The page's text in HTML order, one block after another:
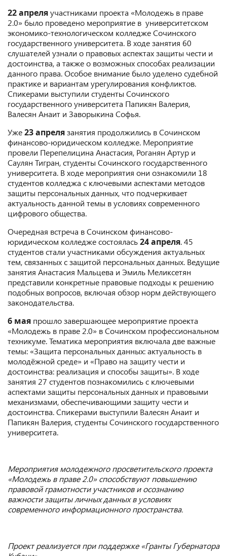
22 апреляучастниками проекта «Молодежь в праве
2.0» было проведено мероприятие в университетском
экономико-технологическом колледже Сочинского
государственного университета. В ходе занятия 60
слушателей узнали о правовых аспектах защиты чести и
достоинства, а также о возможных способах реализации
данного права. Особое внимание было уделено судебной
практике и вариантам урегулирования конфликтов.
Спикерами выступили студенты Сочинского
государственного университета Папикян Валерия,
Валесян Анаит и Заворыкина Софья.
Уже23 апрелязанятия продолжились в Сочинском
финансово-юридическом колледже. Мероприятие
провели Перепелицина Анастасия, Роганян Артур и
Саулян Тигран, студенты Сочинского государственного
университета. В ходе мероприятия они ознакомили 18
студентов колледжа с ключевыми аспектами методов
защиты персональных данных, что подчеркивает
актуальность данной темы в условиях современного
цифрового общества.
Очередная встреча в Сочинском финансово-
юридическом колледже состоялась24 апреля. 45
студентов стали участниками обсуждения актуальных
тем, связанных с защитой персональных данных. Ведущие
занятия Анастасия Мальцева и Эмиль Меликсетян
представили конкретные правовые подходы к решению
подобных вопросов, включая обзор норм действующего
законодательства.
6 мая прошло завершающее мероприятие проекта
«Молодежь в праве 2.0» в Сочинском профессиональном
техникуме. Тематика мероприятия включала две важные
темы: «Защита персональных данных: актуальность в
молодёжной среде» и «Право на защиту чести и
достоинства: реализация и способы защиты». В ходе
занятия 27 студентов познакомились с ключевыми
аспектами защиты персональных данных и правовыми
механизмами, обеспечивающими защиту чести и
достоинства. Спикерами выступили Валесян Анаит и
Папикян Валерия, студенты Сочинского государственного
университета.
Мероприятия молодежного просветительского проекта
«Молодежь в праве 2.0» способствуют повышению
правовой грамотности участников и осознанию
важности защиты личных данных в условиях
современного информационного пространства.
Проект реализуется при поддержке «Гранты Губернатора